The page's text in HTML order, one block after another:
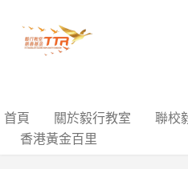
首頁 關於毅行教室 聯校
香港黃金百里